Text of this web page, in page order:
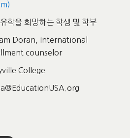
학을 희망하는 학생 및 학부
Doran, International
counselor
College